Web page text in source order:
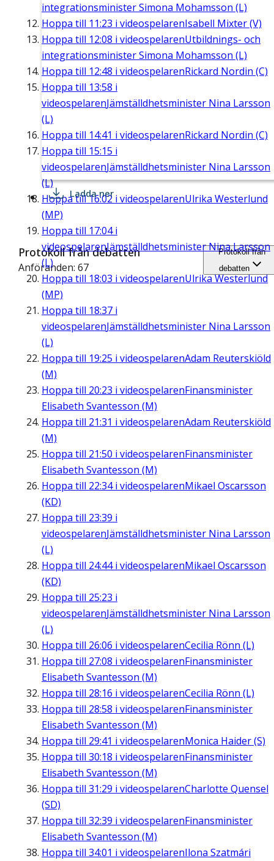
integrationsminister Simona Mohamsson (L)
Hoppa till 11:23 i videospelarenIsabell Mixter (V)
Hoppa till 12:08 i videospelarenUtbildnings- och
integrationsminister Simona Mohamsson (L)
Hoppa till 12:48 i videospelarenRickard Nordin (C)
Hoppa till 13:58 i
videospelarenJämställdhetsminister Nina Larsson
(L)
Hoppa till 14:41 i videospelarenRickard Nordin (C)
Hoppa till 15:15 i
videospelarenJämställdhetsminister Nina Larsson
(L)
Hoppa till16:02 i videospelarenUlrika Westerlund
(MP)
Hoppa till 17:04i
videospelarenJämställdhetsminister Nina Larsson
(L)
Hoppa till 18:03 i videospelarenUlrika Westerlund
(MP)
Hoppa till 18:37 i
videospelarenJämställdhetsminister Nina Larsson
(L)
Hoppa till 19:25 i videospelarenAdam Reuterskiöld
(M)
Hoppa till 20:23 i videospelarenFinansminister
Elisabeth Svantesson (M)
Hoppa till 21:31 i videospelarenAdam Reuterskiöld
(M)
Hoppa till 21:50 i videospelarenFinansminister
Elisabeth Svantesson (M)
Hoppa till 22:34i videospelarenMikael Oscarsson
(KD)
Hoppa till 23:39 i
videospelarenJämställdhetsminister Nina Larsson
(L)
Hoppa till 24:44i videospelarenMikael Oscarsson
(KD)
Hoppa till 25:23 i
videospelarenJämställdhetsminister Nina Larsson
(L)
Hoppa till 26:06 i videospelarenCecilia Rönn (L)
Hoppa till 27:08 i videospelarenFinansminister
Elisabeth Svantesson (M)
Hoppa till 28:16 i videospelarenCecilia Rönn (L)
Hoppa till 28:58 i videospelarenFinansminister
Elisabeth Svantesson (M)
Hoppa till 29:41 i videospelarenMonica Haider (S)
Hoppa till 30:18 i videospelarenFinansminister
Elisabeth Svantesson (M)
Hoppa till 31:29 i videospelarenCharlotte Quensel
(SD)
Hoppa till 32:39 i videospelarenFinansminister
Elisabeth Svantesson (M)
Hoppa till 34:01 i videospelarenIlona Szatmári
Ladda ner
Protokoll från debatten
Anföranden: 67
Protokoll från
debatten